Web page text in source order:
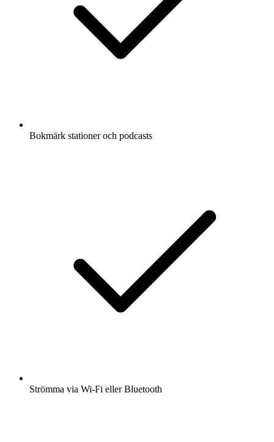
Bokmärk stationer och podcasts
Strömma via Wi-Fi eller Bluetooth